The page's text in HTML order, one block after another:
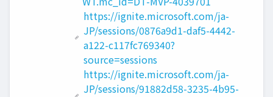
https://ignite.microsoft.com/ja-
JP/sessions/0876a9d1-daf5-4442-
a122-c117fc769340?
source=sessions
https://ignite.microsoft.com/ja-
JP/sessions/91882d58-3235-4b95-